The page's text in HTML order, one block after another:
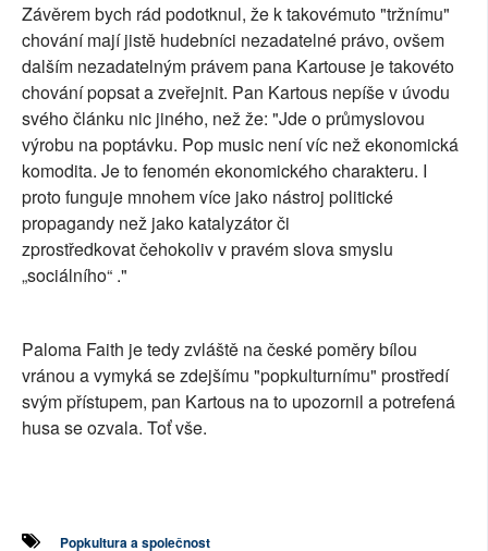
Závěrem bych rád podotknul, že k takovémuto "tržnímu"
chování mají jistě hudebníci nezadatelné právo, ovšem
dalším nezadatelným právem pana Kartouse je takovéto
chování popsat a zveřejnit. Pan Kartous nepíše v úvodu
svého článku nic jiného, než že: "Jde o průmyslovou
výrobu na poptávku. Pop music není víc než ekonomická
komodita. Je to fenomén ekonomického charakteru. I
proto funguje mnohem více jako nástroj politické
propagandy než jako katalyzátor či
zprostředkovat čehokoliv v pravém slova smyslu
„sociálního“ ."
Paloma Faith je tedy zvláště na české poměry bílou
vránou a vymyká se zdejšímu "popkulturnímu" prostředí
svým přístupem, pan Kartous na to upozornil a potrefená
husa se ozvala. Toť vše.
Popkultura a společnost